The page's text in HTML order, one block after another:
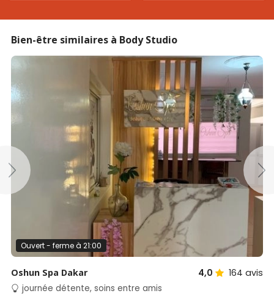
Bien-être similaires à Body Studio
Ouvert - ferme à 21:00
Oshun Spa Dakar 4,0 164 avis
journée détente, soins entre amis